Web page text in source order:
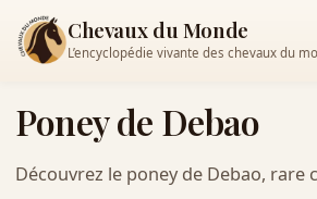
Chevaux du Monde
L’encyclopédie vivante des chevaux du
Poney de Debao
Découvrez le poney de Debao, rare